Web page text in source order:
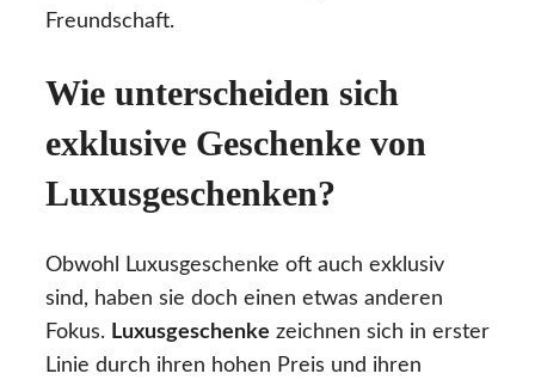
Freundschaft.
Wie unterscheiden sich
exklusive Geschenke von
Luxusgeschenken?
Obwohl Luxusgeschenke oft auch exklusiv
sind, haben sie doch einen etwas anderen
Fokus. Luxusgeschenke zeichnen sich in erster
Linie durch ihren hohen Preis und ihren